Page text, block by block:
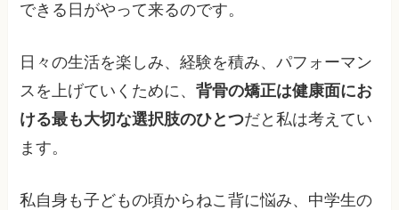
できる日がやって来るのです。
日々の生活を楽しみ、経験を積み、パフォーマン
スを上げていくために、背骨の矯正は健康面にお
ける最も大切な選択肢のひとつだと私は考えてい
ます。
私自身も子どもの頃からねこ背に悩み、中学生の